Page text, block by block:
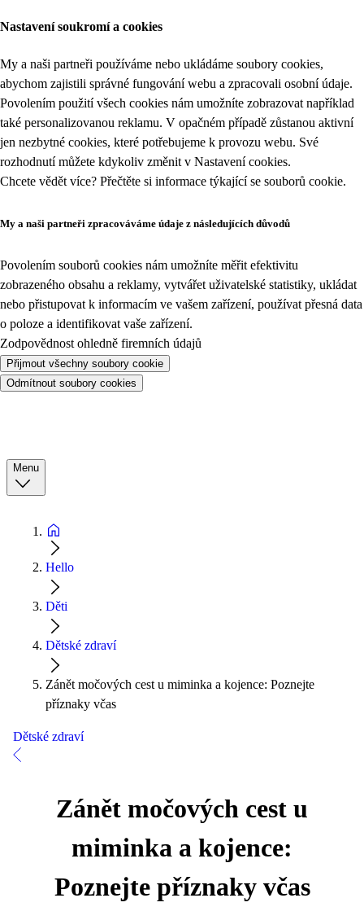
Nastavení soukromí a cookies
My a naši partneři používáme nebo ukládáme soubory cookies,
abychom zajistili správné fungování webu a zpracovali osobní údaje.
Povolením použití všech cookies nám umožníte zobrazovat například
také personalizovanou reklamu. V opačném případě zůstanou aktivní
jen nezbytné cookies, které potřebujeme k provozu webu. Své
rozhodnutí můžete kdykoliv změnit v Nastavení cookies.
Chcete vědět více? Přečtěte si informace týkající se souborů cookie.
My a naši partneři zpracováváme údaje z následujících důvodů
Povolením souborů cookies nám umožníte měřit efektivitu
zobrazeného obsahu a reklamy, vytvářet uživatelské statistiky, ukládat
nebo přistupovat k informacím ve vašem zařízení, používat přesná data
o poloze a identifikovat vaše zařízení.
Zodpovědnost ohledně firemních údajů
Přijmout všechny soubory cookie
Odmítnout soubory cookies
Menu
Hello
Děti
Dětské zdraví
Zánět močových cest u miminka a kojence: Poznejte
příznaky včas
Dětské zdraví
Zánět močových cest u
miminka a kojence:
Poznejte příznaky včas